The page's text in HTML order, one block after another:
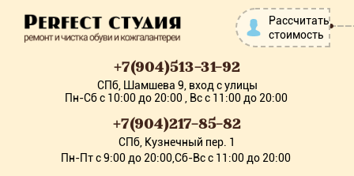
+7(904)513-31-92
СПб, Шамшева 9, вход с улицы
Пн-Сб с 10:00 до 20:00 , Вс с 11:00 до 20:00
+7(904)217-85-82
СПб, Кузнечный пер. 1
Пн-Пт с 9:00 до 20:00,Сб-Вс с 11:00 до 20:00
Рассчитать
стоимость